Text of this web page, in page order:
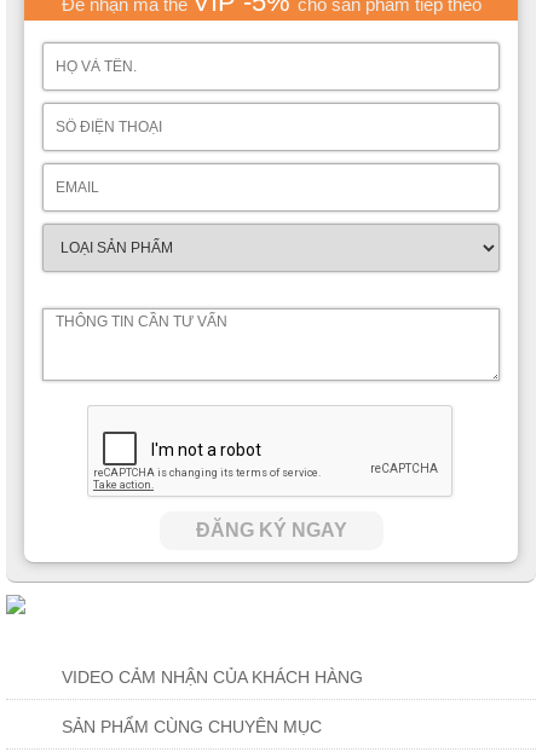
Để nhận mã thẻ cho sản phẩm tiếp theo
ĐĂNG KÝ NGAY
VIDEO CẢM NHẬN CỦA KHÁCH HÀNG
SẢN PHẨM CÙNG CHUYÊN MỤC